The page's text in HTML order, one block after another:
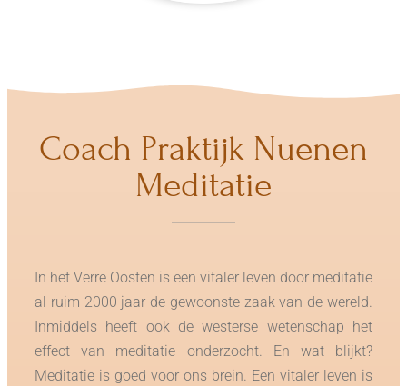
Coach Praktijk Nuenen
Meditatie
In het Verre Oosten is een vitaler leven door meditatie
al ruim 2000 jaar de gewoonste zaak van de wereld.
Inmiddels heeft ook de westerse wetenschap het
effect van meditatie onderzocht. En wat blijkt?
Meditatie is goed voor ons brein. Een vitaler leven is